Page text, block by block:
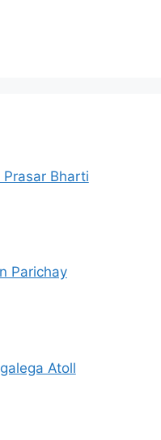
Prasar Bharti
Parichay
Atoll